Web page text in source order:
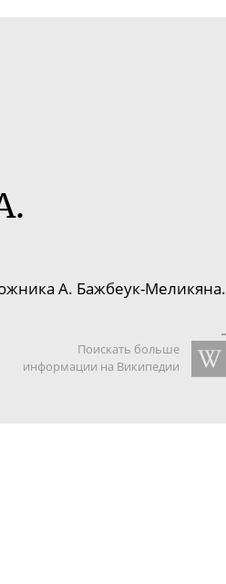
А. Бажбеук-Меликяна.
Поискать больше
информации на Википедии